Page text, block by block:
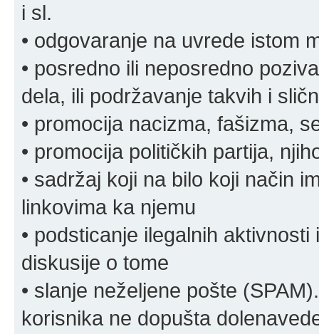
i sl.
• odgovaranje na uvrede istom
• posredno ili neposredno
dela, ili podržavanje takvih i
• promocija nacizma, fašizma,
• promocija političkih partija,
• sadržaj koji na bilo koji način
linkovima ka njemu
• podsticanje ilegalnih
diskusije o tome
• slanje neželjene pošte
korisnika ne dopušta